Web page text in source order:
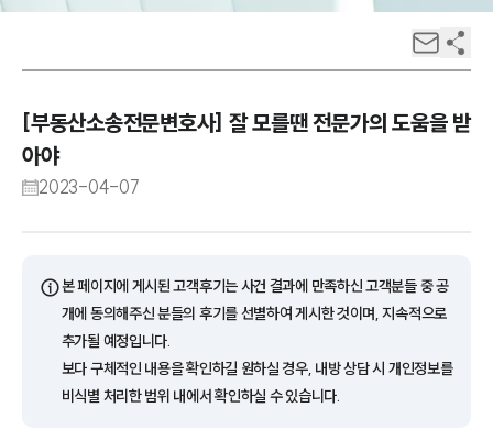
[부동산소송전문변호사] 잘 모를땐 전문가의 도움을 받
아야
2023-04-07
ⓘ본 페이지에 게시된 고객후기는 사건 결과에 만족하신 고객분들 중 공
개에 동의해주신 분들의 후기를 선별하여 게시한 것이며, 지속적으로
추가될 예정입니다.
보다 구체적인 내용을 확인하길 원하실 경우, 내방 상담 시 개인정보를
비식별 처리한 범위 내에서 확인하실 수 있습니다.